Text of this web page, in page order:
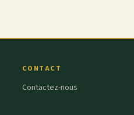
CONTACT
Contactez-nous